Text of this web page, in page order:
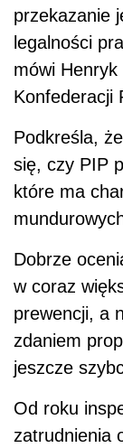
przekazanie
legalności
mówi Henryk
Konfederacji
Podkreśla,
się, czy PIP
które ma
Dobrze
w coraz
prewencji, a
zdaniem
jeszcze
Od roku
zatrudnienia